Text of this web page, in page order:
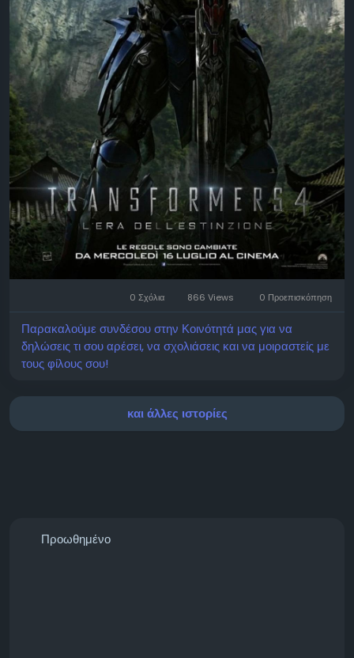
0 Σχόλια 866 Views 0 Προεπισκόπηση
Παρακαλούμε συνδέσου στην Κοινότητά μας για να
δηλώσεις τι σου αρέσει, να σχολιάσεις και να μοιραστείς με
τους φίλους σου!
και άλλες ιστορίες
Προωθημένο